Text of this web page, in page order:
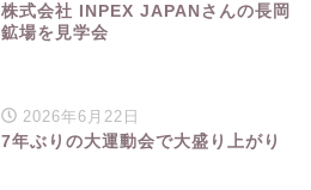
株式会社 INPEX JAPANさんの長岡
鉱場を見学会
2026年6月22日
7年ぶりの大運動会で大盛り上がり